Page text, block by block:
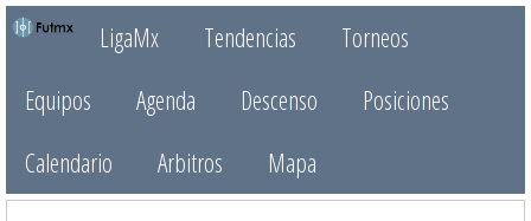
LigaMx Tendencias
Torneos
Equipos
Agenda Descenso
Posiciones
Calendario
Arbitros Mapa